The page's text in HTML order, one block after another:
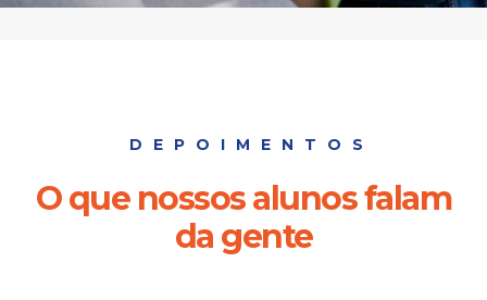
DEPOIMENTOS
O que nossos alunos falam
da gente